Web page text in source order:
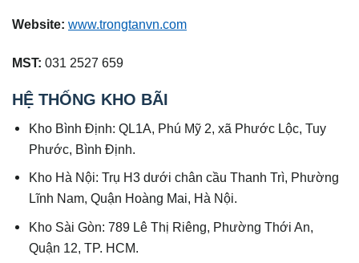
Website: www.trongtanvn.com
MST: 031 2527 659
HỆ THỐNG KHO BÃI
Kho Bình Định: QL1A, Phú Mỹ 2, xã Phước Lộc, Tuy
Phước, Bình Định.
Kho Hà Nội: Trụ H3 dưới chân cầu Thanh Trì, Phường
Lĩnh Nam, Quận Hoàng Mai, Hà Nội.
Kho Sài Gòn: 789 Lê Thị Riêng, Phường Thới An,
Quận 12, TP. HCM.